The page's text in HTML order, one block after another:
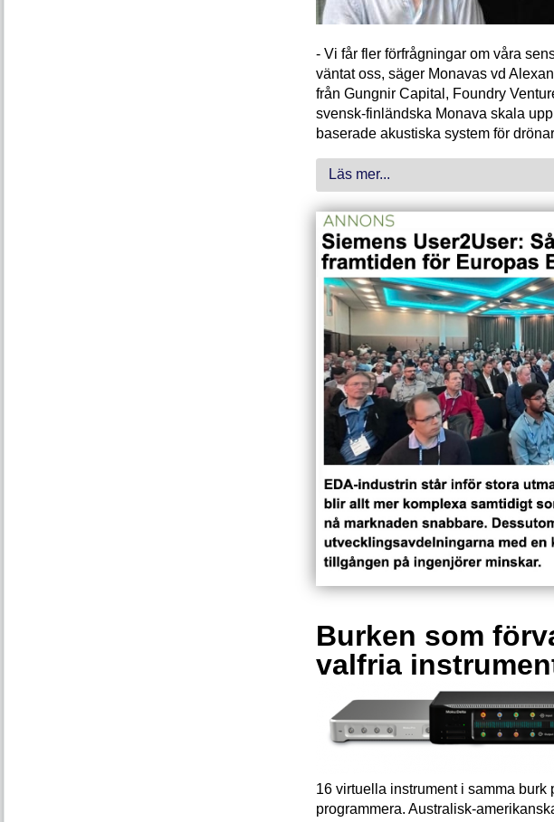
- Vi får fler förfrågningar om våra
väntat oss, säger Monavas vd
från Gungnir Capital, Foundry
svensk-finländska Monava skala
baserade akustiska system för
Läs mer...
Burken som
valfria
16 virtuella instrument i samma burk
programmera. Australisk-